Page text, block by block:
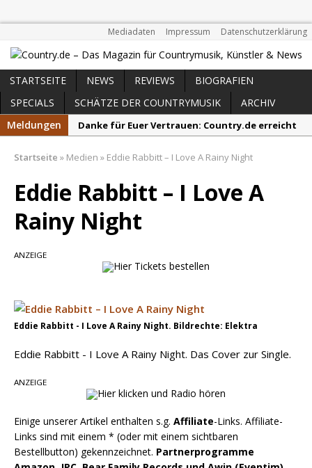
Mediadaten Impressum Datenschutzerklärung
STARTSEITE NEWS REVIEWS
BIOGRAFIEN
SPECIALS
SCHÄTZE DER COUNTRYMUSIK
ARCHIV
Meldungen
Danke für Euer Vertrauen: Country.de erreicht
Kacey Musgraves entführt Fans mit neuem
Video zu „Mexico Honey“
Carter Faith mit brandneuem Musikvideo zu
„Pearl Handled Pistol“
am 28. August
Chris Johnson & The Hollywood Hillbillies
Ahead“ an
Startseite » Medien » Eddie Rabbitt – I Love A Rainy Night
Eddie Rabbitt – I Love A
Rainy Night
ANZEIGE
Eddie Rabbitt - I Love A Rainy Night. Bildrechte: Elektra
Eddie Rabbitt - I Love A Rainy Night. Das Cover zur Single.
ANZEIGE
Einige unserer Artikel enthalten s.g. Affiliate-Links. Affiliate-
Links sind mit einem * (oder mit einem sichtbaren
Bestellbutton) gekennzeichnet. Partnerprogramme